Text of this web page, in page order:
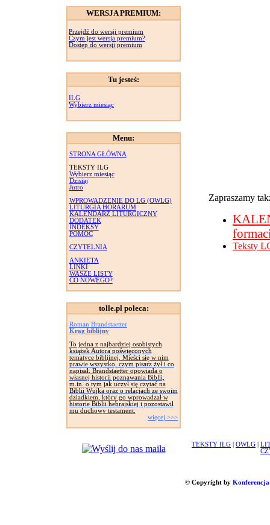
WERSJA PREMIUM:
Przejdź do wersji premium
Czym jest wersja premium?
Dostęp do wersji premium
Tu jesteś:
ILG
Wybierz miesiąc
Menu:
STRONA GŁÓWNA
TEKSTY ILG
Wybierz miesiąc
Dzisiaj
Jutro
WPROWADZENIE DO LG (OWLG)
LITURGIA HORARUM
KALENDARZ LITURGICZNY
DODATEK
INDEKSY
POMOC
CZYTELNIA
ANKIETA
LINKI
WASZE LISTY
CO NOWEGO?
tolle.pl poleca:
Roman Brandstaetter
Krąg biblijny
To jedna z najbardziej osobistych
książek Autora poświęconych
tematyce biblijnej. Mieści się w nim
prawie wszystko, czym pisarz żył i co
napisał. Brandstaetter opowiada o
własnej historii poznawania Biblii,
m.in. o tym jak uczył się czytać na
Biblii Wujka oraz o relacjach ze swoim
dziadkiem, który go wprowadzał w
historie Biblii hebrajskiej i pozostawił
mu duchowy testament.
więcej >>>
Zapraszamy
Teksty
TEKSTY ILG OWLG
© Copyright by Konferencja